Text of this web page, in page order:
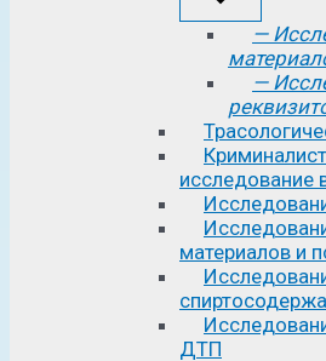
—
—
исследование
материалов и
ДТП